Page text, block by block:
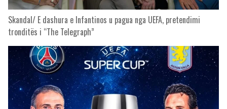
Skandal/ E dashura e Infantinos u pagua nga UEFA, pretendimi
tronditës i “The Telegraph”